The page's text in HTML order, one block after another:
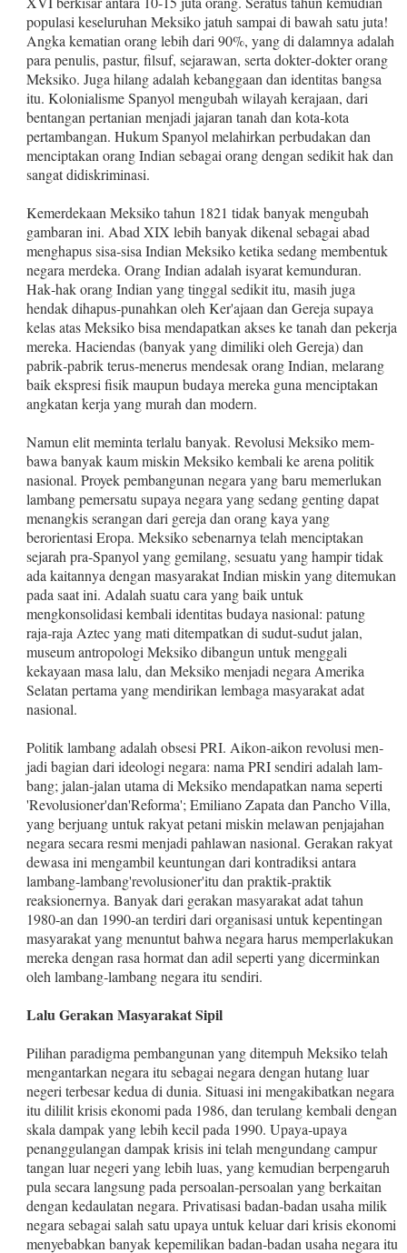
populasi keseluruhan Meksiko jatuh sampai di bawah satu juta!
Angka kematian orang lebih dari 90%, yang di dalam­nya adalah
para penulis, pastur, filsuf, sejarawan, serta dok­ter‑dokter orang
Meksiko. Juga hilang adalah kebanggaan dan identitas bangsa
itu. Kolonialisme Spanyol mengubah wilayah kerajaan, dari
bentangan pertanian menjadi jajaran tanah dan kota‑kota
pertambangan. Hukum Spanyol me­lahirkan perbudakan dan
menciptakan orang Indian se­bagai orang dengan sedikit hak dan
sangat didiskriminasi.
Kemerdekaan Meksiko tahun 1821 tidak banyak meng­ubah
gambaran ini. Abad XIX lebih banyak dikenal sebagai abad
menghapus sisa‑sisa Indian Meksiko ketika sedang membentuk
negara merdeka. Orang Indian adalah isyarat kemunduran.
Hak‑hak orang Indian yang tinggal sedikit itu, masih juga
hendak dihapus‑punahkan oleh Ker'ajaan dan Gereja supaya
kelas atas Meksiko bisa mendapatkan akses ke tanah dan pekerja
mereka. Haciendas (banyak yang dimiliki oleh Gereja) dan
pabrik‑pabrik terus‑menerus mendesak orang Indian, melarang
baik ekspresi fisik maupun budaya mereka guna menciptakan
angkatan kerja yang murah dan modern.
Namun elit meminta terlalu banyak. Revolusi Meksiko mem­
bawa banyak kaum miskin Meksiko kembali ke arena politik
nasional. Proyek pembangunan negara yang baru memerlukan
lambang pemersatu supaya negara yang sedang genting dapat
menangkis serangan dari gereja dan orang kaya yang
berorientasi Eropa. Meksiko sebenarnya telah menciptakan
sejarah pra‑Spa­nyol yang gemilang, sesuatu yang hampir tidak
ada kaitannya de­ngan masyarakat Indian miskin yang ditemukan
pada saat ini. Adalah suatu cara yang baik untuk
mengkonsolidasi kembali iden­titas budaya nasional: patung
raja‑raja Aztec yang mati ditempat­kan di sudut‑sudut jalan,
museum antropologi Meksiko dibangun untuk menggali
kekayaan masa lalu, dan Meksiko menjadi negara Amerika
Selatan pertama yang mendirikan lembaga masyarakat adat
nasional.
Politik lambang adalah obsesi PRI. Aikon‑aikon revolusi men­
jadi bagian dari ideologi negara: nama PRI sendiri adalah lam­
bang; jalan‑jalan utama di Meksiko mendapatkan nama seperti
'Revolusioner'dan'Reforma'; Emiliano Zapata dan Pancho Villa,
yang berjuang untuk rakyat petani miskin melawan penjajahan
negara secara resmi menjadi pahlawan nasional. Gerakan rakyat
dewasa ini mengambil keuntungan dari kontradiksi antara
lambang‑lambang'revolusioner'itu dan praktik‑praktik
reaksioner­nya. Banyak dari gerakan masyarakat adat tahun
1980‑an dan 1990‑an terdiri dari organisasi untuk kepentingan
masyarakat yang menuntut bahwa negara harus memperlakukan
mereka de­ngan rasa hormat dan adil seperti yang dicerminkan
oleh lam­bang‑lambang negara itu sendiri.
Lalu Gerakan Masyarakat Sipil
Pilihan paradigma pembangunan yang ditempuh Meksiko te­lah
mengantarkan negara itu sebagai negara dengan hutang luar
negeri terbesar kedua di dunia. Situasi ini mengakibatkan negara
itu dililit krisis ekonomi pada 1986, dan terulang kembali dengan
skala dampak yang lebih kecil pada 1990. Upaya‑upaya
penanggu­langan dampak krisis ini telah mengundang campur
tangan luar negeri yang lebih luas, yang kemudian berpengaruh
pula secara langsung pada persoalan‑persoalan yang berkaitan
dengan ke­daulatan negara. Privatisasi badan‑badan usaha milik
negara se­bagai salah satu upaya untuk keluar dari krisis ekonomi
menye­babkan banyak kepemilikan badan‑badan usaha negara itu